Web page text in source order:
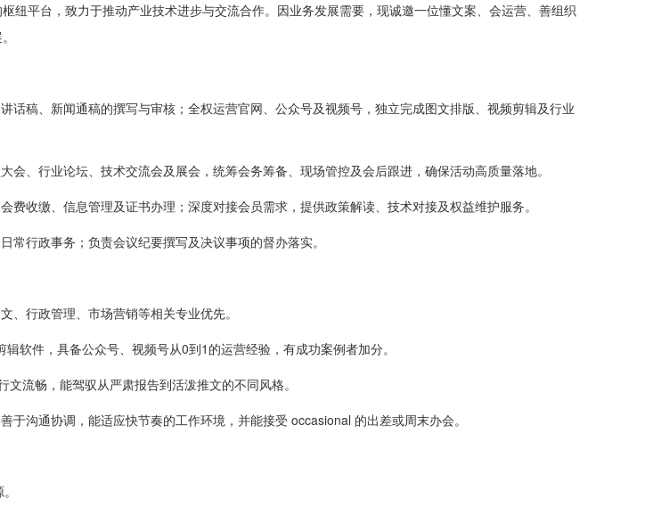
纽平台，致力于推动产业技术进步与交流合作。因业务发展需要，现诚邀一位懂文案、会运营、善组织
话稿、新闻通稿的撰写与审核；全权运营官网、公众号及视频号，独立完成图文排版、视频剪辑及行业
会、行业论坛、技术交流会及展会，统筹会务筹备、现场管控及会后跟进，确保活动高质量落地。
费收缴、信息管理及证书办理；深度对接会员需求，提供政策解读、技术对接及权益维护服务。
常行政事务；负责会议纪要撰写及决议事项的督办落实。
、行政管理、市场营销等相关专业优先。
软件，具备公众号、视频号从0到1的运营经验，有成功案例者加分。
流畅，能驾驭从严肃报告到活泼推文的不同风格。
于沟通协调，能适应快节奏的工作环境，并能接受 occasional 的出差或周末办会。